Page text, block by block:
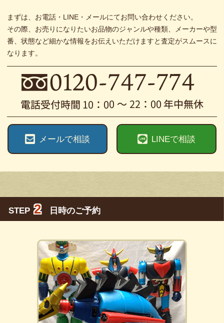
まずは、お電話・LINE・メールにてお問い合わせください。
その際、お売りになりたいお品物のジャンルや種類、メーカーや型
番、状態など細かな情報をお伝えいただけますと査定がスムースに
なります。
メールで相談 LINEで相談
STEP 2日時のご予約